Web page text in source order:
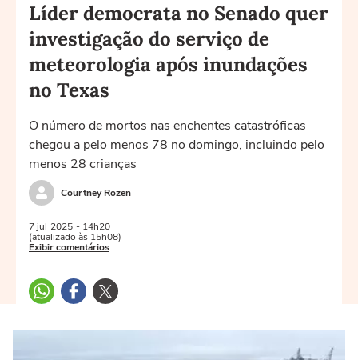
Líder democrata no Senado quer
investigação do serviço de
meteorologia após inundações
no Texas
O número de mortos nas enchentes catastróficas
chegou a pelo menos 78 no domingo, incluindo pelo
menos 28 crianças
Courtney Rozen
7 jul 2025 - 14h20
(atualizado às 15h08)
Exibir comentários